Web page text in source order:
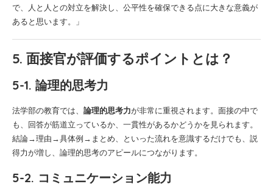
で、人と人との対立を解決し、公平性を確保できる点に大きな意義が
あると思います。」
5. 面接官が評価するポイントとは？
5-1. 論理的思考力
法学部の教育では、 論理的思考力が非常に重視されます。面接の中で
も、回答が筋道立っているか、一貫性があるかどうかを見られます。
結論→理由→具体例→まとめ、といった流れを意識するだけでも、説
得力が増し、論理的思考のアピールにつながります。
5-2. コミュニケーション能力